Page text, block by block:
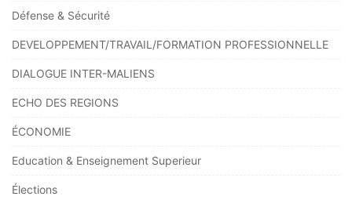
Défense & Sécurité
DEVELOPPEMENT/TRAVAIL/FORMATION PROFESSIONNELLE
DIALOGUE INTER-MALIENS
ECHO DES REGIONS
ÉCONOMIE
Education & Enseignement Superieur
Élections